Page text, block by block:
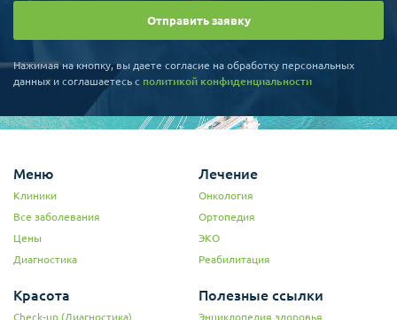
Отправить заявку
Нажимая на кнопку, вы даете согласие на обработку персональных
данных и соглашаетесь c политикой конфиденциальности
Меню
Клиники
Все заболевания
Цены
Диагностика
Лечение
Онкология
Ортопедия
ЭКО
Реабилитация
Красота
Check-up (Диагностика)
Полезные ссылки
Энциклопедия здоровья